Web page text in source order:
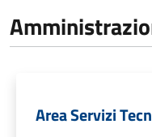
Area Servizi